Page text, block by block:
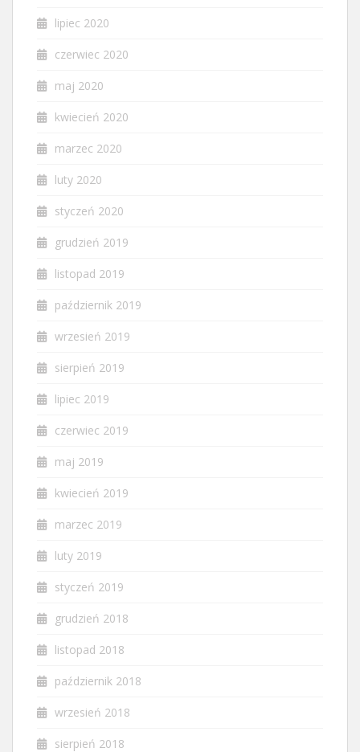
lipiec 2020
czerwiec 2020
maj 2020
kwiecień 2020
marzec 2020
luty 2020
styczeń 2020
grudzień 2019
listopad 2019
październik 2019
wrzesień 2019
sierpień 2019
lipiec 2019
czerwiec 2019
maj 2019
kwiecień 2019
marzec 2019
luty 2019
styczeń 2019
grudzień 2018
listopad 2018
październik 2018
wrzesień 2018
sierpień 2018